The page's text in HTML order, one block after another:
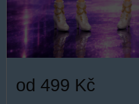
od 499 Kč